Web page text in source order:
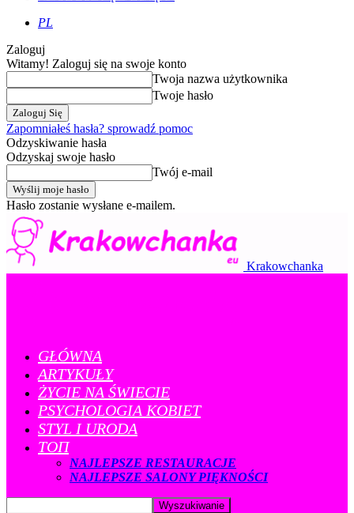
PL
Zaloguj
Witamy! Zaloguj się na swoje konto
Twoja nazwa użytkownika
Twoje hasło
Zapomniałeś hasła? sprowadź pomoc
Odzyskiwanie hasła
Odzyskaj swoje hasło
Twój e-mail
Hasło zostanie wysłane e-mailem.
Krakowchanka
GŁÓWNA
ARTYKUŁY
ŻYCIE NA ŚWIECIE
PSYCHOLOGIA KOBIET
STYL I URODA
ТОП
NAJLEPSZE RESTAURACJE
NAJLEPSZE SALONY PIĘKNOŚCI